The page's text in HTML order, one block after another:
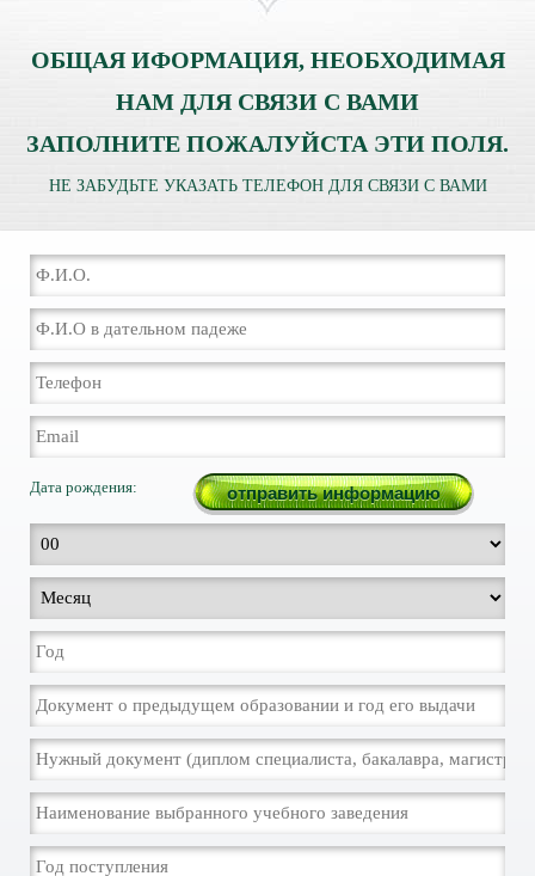
ОБЩАЯ ИФОРМАЦИЯ, НЕОБХОДИМАЯ
НАМ ДЛЯ СВЯЗИ С ВАМИ
ЗАПОЛНИТЕ ПОЖАЛУЙСТА ЭТИ ПОЛЯ.
НЕ ЗАБУДЬТЕ УКАЗАТЬ ТЕЛЕФОН ДЛЯ СВЯЗИ С ВАМИ
Дата рождения: